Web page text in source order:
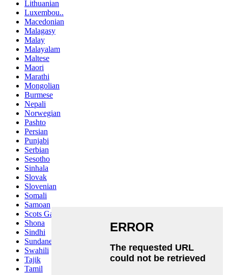
Lithuanian
Luxembou..
Macedonian
Malagasy
Malay
Malayalam
Maltese
Maori
Marathi
Mongolian
Burmese
Nepali
Norwegian
Pashto
Persian
Punjabi
Serbian
Sesotho
Sinhala
Slovak
Slovenian
Somali
Samoan
Scots Gaelic
Shona
Sindhi
Sundanese
Swahili
Tajik
Tamil